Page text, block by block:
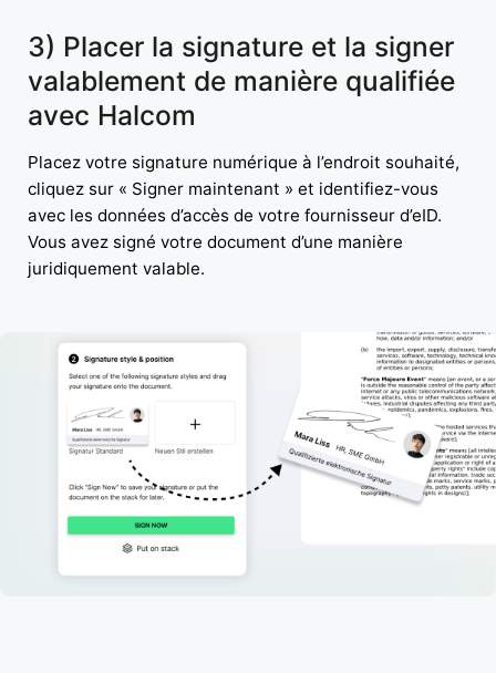
3) Placer la signature et la signer
valablement de manière qualifiée
avec Halcom
Placez votre signature numérique à l’endroit souhaité,
cliquez sur « Signer maintenant » et identifiez-vous
avec les données d’accès de votre fournisseur d’eID.
Vous avez signé votre document d’une manière
juridiquement valable.